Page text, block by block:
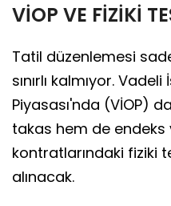
VİOP VE FİZİKİ
Tatil düzenlemesi
sınırlı kalmıyor.
Piyasası'nda (VİOP)
takas hem de endeks
kontratlarındaki fiziki
alınacak.